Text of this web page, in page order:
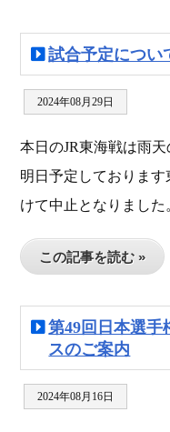
試合予定につい
2024年08月29日
本日のJR東海戦は雨
明日予定しておりま
けて中止となりました
この記事を読む »
第49回日本選
スのご案内
2024年08月16日